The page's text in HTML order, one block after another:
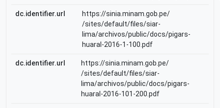
dc.identifier.url
https://sinia.minam.gob.pe/
/sites/default/files/siar-
lima/archivos/public/docs/pigars-
huaral-2016-1-100.pdf
dc.identifier.url
https://sinia.minam.gob.pe/
/sites/default/files/siar-
lima/archivos/public/docs/pigars-
huaral-2016-101-200.pdf